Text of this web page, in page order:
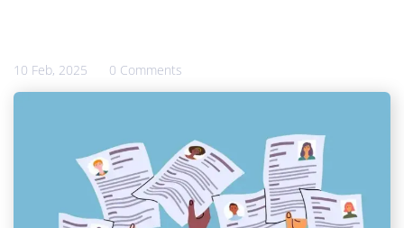
10 Feb, 2025 0 Comments